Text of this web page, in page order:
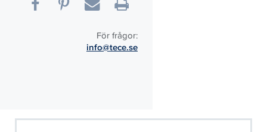
För frågor:
info@tece.se